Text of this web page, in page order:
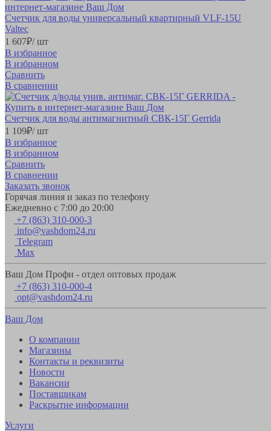
Счетчик для воды универсальный квартирный VLF-15U
Valteс
1 607₽/ шт
В избранное
В избранном
Сравнить
В сравнении
Счетчик для воды антимагнитный СВК-15Г Gerrida
1 109₽/ шт
В избранное
В избранном
Сравнить
В сравнении
Заказать звонок
Горячая линия и заказ по телефону
Ежедневно с 7:00 до 20:00
+7 (863) 310-000-3
info@vashdom24.ru
Telegram
Max
Ваш Дом Профи - отдел оптовых продаж
+7 (863) 310-000-4
opt@vashdom24.ru
Ваш Дом
О компании
Магазины
Контакты и реквизиты
Новости
Вакансии
Поставщикам
Раскрытие информации
Услуги